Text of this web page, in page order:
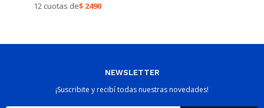
12 cuotas de$ 2490
NEWSLETTER
¡Suscribite y recibí todas nuestras novedades!